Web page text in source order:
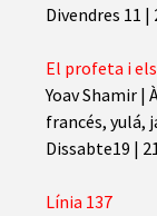
Divendres 11 |
El profeta i
Yoav Shamir |
francés, yulá,
Dissabte19 |
Línia 137